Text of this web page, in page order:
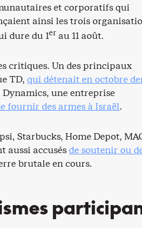
et corporatifs qui
ainsi les trois
dure du 1er au 11 août.
critiques. Un des principaux
TD, quidétenait en octobre
Dynamics, une entreprise
fournir des armes à Israël.
Starbucks, Home Depot,
aussi accusésde soutenir ou
brutale en cours.